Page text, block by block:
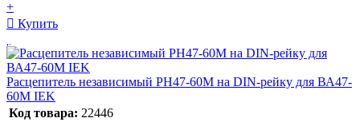
+
Купить
Расцепитель независимый РН47-60М на DIN-рейку для ВА47-
60M IEK
Код товара: 22446